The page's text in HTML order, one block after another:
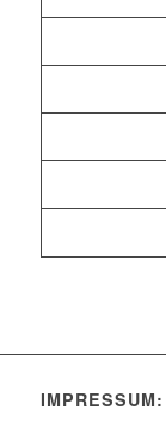
IMPRESSUM: